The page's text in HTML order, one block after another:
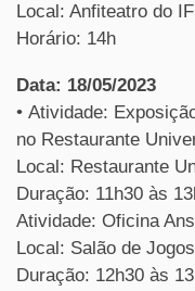
Local: Anfiteatro do
Horário: 14h
Data: 18/05/2023
• Atividade:
no Restaurante
Local: Restaurante
Duração: 11h30 às
Atividade: Oficina
Local: Salão de
Duração: 12h30 às